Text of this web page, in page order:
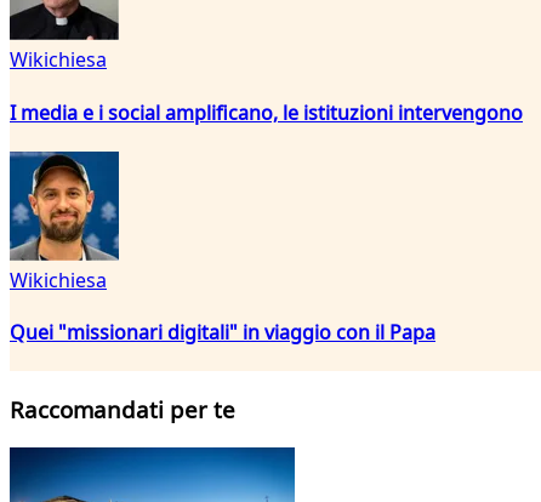
Wikichiesa
I media e i social amplificano, le istituzioni intervengono
Wikichiesa
Quei "missionari digitali" in viaggio con il Papa
Raccomandati per te